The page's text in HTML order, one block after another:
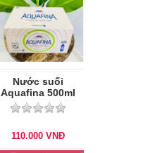
Nước suối
Aquafina 500ml
110.000 VNĐ